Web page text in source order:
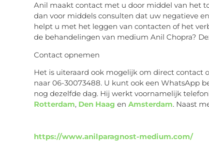
Anil maakt contact met u door middel van het
dan voor middels consulten dat uw negatieve
helpt u met het leggen van contacten of het
de behandelingen van medium Anil Chopra?
Contact opnemen
Het is uiteraard ook mogelijk om direct contact
naar 06-30073488. U kunt ook een WhatsApp
nog dezelfde dag. Hij werkt voornamelijk
Rotterdam, Den Haag en Amsterdam. Naast
https://www.anilparagnost-medium.com/